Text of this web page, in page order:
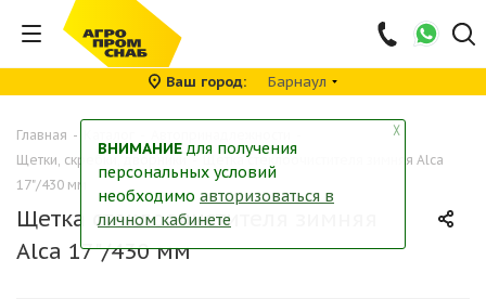
Ваш город Барнаул
Главная -
Щетки, скребки, дворники
-
Щетка стеклоочистителя зимняя Alca
17"/430 мм
Щетка стеклоочистителя зимняя
Alca 17"/430 мм
╳
ВНИМАНИЕ для получения
персональных условий
необходимо авторизоваться в
личном кабинете